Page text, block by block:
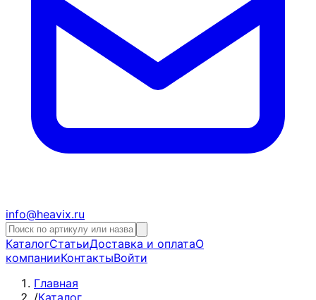
info@heavix.ru
КаталогСтатьиДоставка и оплатаО
компанииКонтактыВойти
Главная
/Каталог